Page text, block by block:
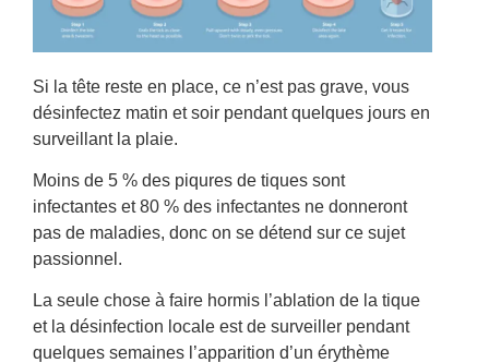
Si la tête reste en place, ce n’est pas grave, vous
désinfectez matin et soir pendant quelques jours en
surveillant la plaie.
Moins de 5 % des piqures de tiques sont
infectantes et 80 % des infectantes ne donneront
pas de maladies, donc on se détend sur ce sujet
passionnel.
La seule chose à faire hormis l’ablation de la tique
et la désinfection locale est de surveiller pendant
quelques semaines l’apparition d’un érythème